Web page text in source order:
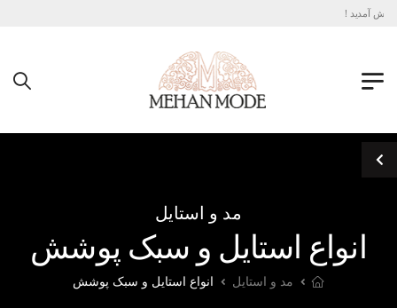
آمدید !
مد و استایل
انواع استایل و سبک پوشش
مد و استایل انواع استایل و سبک پوشش